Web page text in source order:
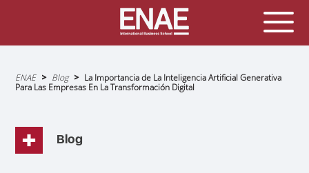
Sobrescribir
enlaces
de
navegación
ENAE Blog
La Importancia de La Inteligencia Artificial Generativa
Para Las Empresas En La Transformación Digital
Blog